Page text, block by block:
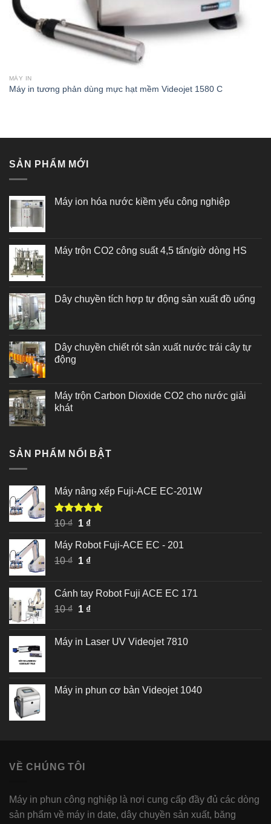
MÁY IN
Máy in tương phản dùng mực hạt mềm Videojet 1580 C
SẢN PHẨM MỚI
Máy ion hóa nước kiềm yếu công nghiệp
Máy trộn CO2 công suất 4,5 tấn/giờ dòng HS
Dây chuyền tích hợp tự động sản xuất đồ uống
Dây chuyền chiết rót sản xuất nước trái cây tự
động
Máy trộn Carbon Dioxide CO2 cho nước giải
khát
SẢN PHẨM NỔI BẬT
Máy nâng xếp Fuji-ACE EC-201W
Được xếp
5 sao
10₫ Giá
là:
10 ₫.
1 ₫Giá
tại
là:
Máy Robot Fuji-ACE EC - 201
10₫ Giá
10 ₫.
1 ₫Giá
là:
1 ₫.
Cánh tay Robot Fuji ACE EC 171
10₫ Giá
10 ₫.
1 ₫Giá
là:
Máy in Laser UV Videojet 7810
Máy in phun cơ bản Videojet 1040
VỀ CHÚNG TÔI
Máy in phun công nghiệp là nơi cung cấp đầy đủ các dòng
sản phẩm về máy in date, dây chuyền sản xuất, băng